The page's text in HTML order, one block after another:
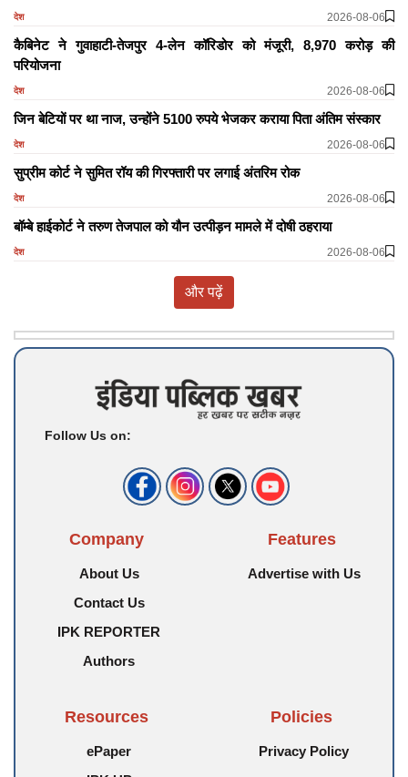
देश 2026-08-06
कैबिनेट ने गुवाहाटी-तेजपुर 4-लेन कॉरिडोर को मंजूरी, 8,970 करोड़ की
परियोजना
देश 2026-08-06
जिन बेटियों पर था नाज, उन्होंने 5100 रुपये भेजकर कराया पिता अंतिम संस्कार
देश 2026-08-06
सुप्रीम कोर्ट ने सुमित रॉय की गिरफ्तारी पर लगाई अंतरिम रोक
देश 2026-08-06
बॉम्बे हाईकोर्ट ने तरुण तेजपाल को यौन उत्पीड़न मामले में दोषी ठहराया
देश 2026-08-06
और पढ़ें
Follow Us on:
Company
About Us
Contact Us
IPK REPORTER
Authors
Features
Advertise with Us
Resources
ePaper
Policies
Privacy Policy